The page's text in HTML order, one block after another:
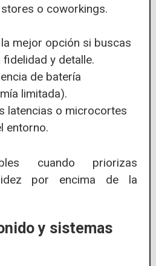
o coworkings.
mejor opción si buscas
fidelidad y detalle.
de batería
limitada).
latencias o microcortes
entorno.
cuando priorizas
por encima de la
y sistemas